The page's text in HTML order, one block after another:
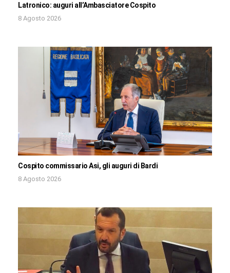
Latronico: auguri all’Ambasciatore Cospito
8 Agosto 2026
Cospito commissario Asi, gli auguri di Bardi
8 Agosto 2026